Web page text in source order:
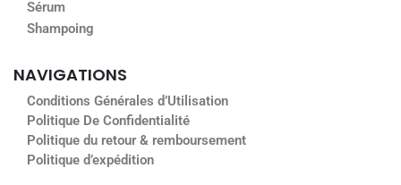
This product is like magic
Sérum
Shampoing
NAVIGATIONS
Conditions Générales d’Utilisation
Politique De Confidentialité
Politique du retour & remboursement
Politique d’expédition